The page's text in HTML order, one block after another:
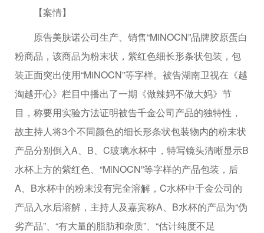
【案情】
原告美肤诺公司生产、销售“MiNOCN”品牌胶原蛋白
粉商品，该商品为粉末状，紫红色细长形条状包装，包
装正面突出使用“MiNOCN”等字样。被告湖南卫视在《越
淘越开心》栏目中播出了一期《做辣妈不做大妈》节
目，称要用实验方法证明被告千金公司产品的独特性，
故主持人将3个不同颜色的细长形条状包装物内的粉末状
产品分别倒入A、B、C玻璃水杯中，特写镜头清晰显示B
水杯上方的紫红色、“MiNOCN”等字样的产品包装，后
A、B水杯中的粉末没有完全溶解，C水杯中千金公司的
产品入水后溶解，主持人及嘉宾称A、B水杯的产品为“伪
劣产品”、“有大量的脂肪和杂质”、“估计纯度不足